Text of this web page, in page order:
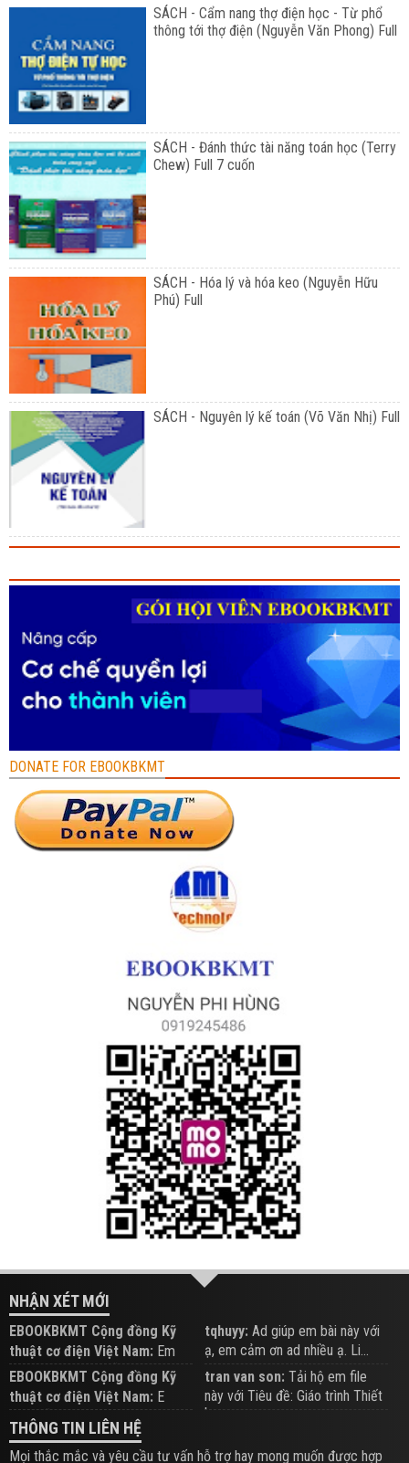
SÁCH - Cẩm nang thợ điện học - Từ phổ
thông tới thợ điện (Nguyễn Văn Phong) Full
SÁCH - Đánh thức tài năng toán học (Terry
Chew) Full 7 cuốn
SÁCH - Hóa lý và hóa keo (Nguyễn Hữu
Phú) Full
SÁCH - Nguyên lý kế toán (Võ Văn Nhị) Full
DONATE FOR EBOOKBKMT
NHẬN XÉT MỚI
EBOOKBKMT Cộng đồng Kỹ
thuật cơ điện Việt Nam: Em
đăng trên Group hỗ trợ nhé
tqhuyy: Ad giúp em bài này với
ạ, em cảm ơn ad nhiều ạ. Li...
EBOOKBKMT Cộng đồng Kỹ
thuật cơ điện Việt Nam: E
xem hỗ trợ trên Group
tran van son: Tải hộ em file
này với Tiêu đề: Giáo trình Thiết
b...
THÔNG TIN LIÊN HỆ
Mọi thắc mắc và yêu cầu tư vấn hỗ trợ hay mong muốn được hợp